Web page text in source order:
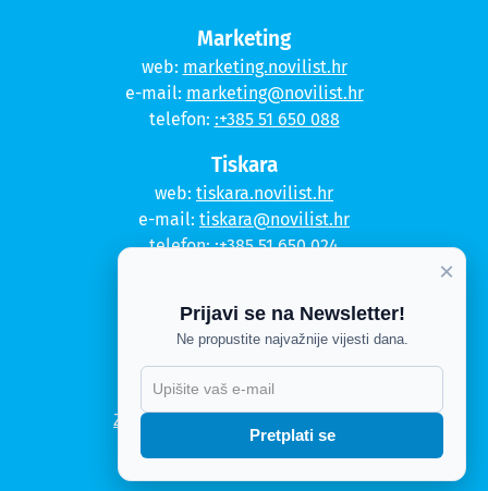
Marketing
web: marketing.novilist.hr
e-mail: marketing@novilist.hr
telefon: :+385 51 650 088
Tiskara
web: tiskara.novilist.hr
e-mail: tiskara@novilist.hr
telefon::+385 51 650 024
Kontakt
Politika privatnosti
Politika kolačića
Zahtjev za pristup informacijama
Impressum
×
Prijavi se na Newsletter!
Ne propustite najvažnije vijesti dana.
Pretplati se